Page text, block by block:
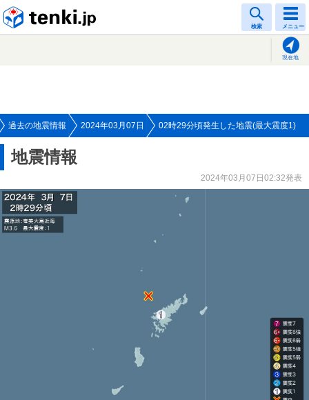
検索 メニュー
現在地
過去の地震情報 2024年03月07日 02時29分頃発生した地震(最大震度1)
地震情報
2024年03月07日02:32発表